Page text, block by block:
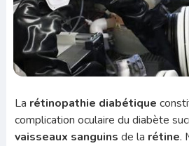
La rétinopathie diabétique
complication oculaire du diabète
vaisseaux sanguins de la rétine.